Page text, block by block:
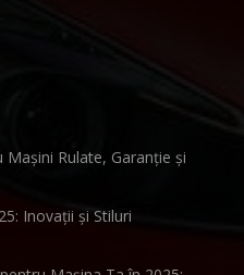
Rulate, Garanție și
Inovații și Stiluri